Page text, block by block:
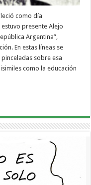
como día
presente Alejo
Argentina”,
En estas líneas se
sobre esa
como la educación